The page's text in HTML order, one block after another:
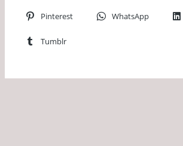
Pinterest WhatsApp
Tumblr